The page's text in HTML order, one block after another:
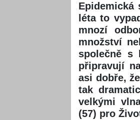
Epidemická
léta to
mnozí
množství
společně s
připravují
asi dobře,
tak
velkými
(57) pro